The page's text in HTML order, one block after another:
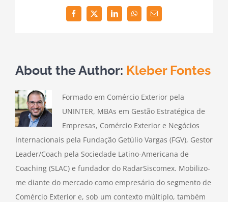
FacebookTwitterLinkedInWhatsAppEmail
About the Author: Kleber Fontes
Formado em Comércio Exterior pela
UNINTER, MBAs em Gestão Estratégica de
Empresas, Comércio Exterior e Negócios
Internacionais pela Fundação Getúlio Vargas (FGV), Gestor
Leader/Coach pela Sociedade Latino-Americana de
Coaching (SLAC) e fundador do RadarSiscomex. Mobilizo-
me diante do mercado como empresário do segmento de
Comércio Exterior e, sob um contexto múltiplo, também